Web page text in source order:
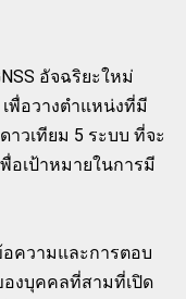
อัจฉริยะใหม่
เพื่อวางตำแหน่งที่มี
าวเทียม 5 ระบบ ที่จะ
อเป้าหมายในการมี
อความและการตอบ
องบุคคลที่สามที่เปิด